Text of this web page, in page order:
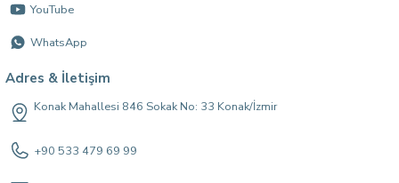
YouTube
WhatsApp
Adres & İletişim
Konak Mahallesi 846 Sokak No: 33 Konak/İzmir
+90 533 479 69 99